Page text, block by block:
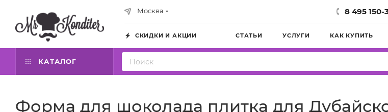
Москва 8 495 150-
СКИДКИ И АКЦИИ СТАТЬИ УСЛУГИ КАК КУПИТЬ
КАТАЛОГ
Форма для шоколада плитка для